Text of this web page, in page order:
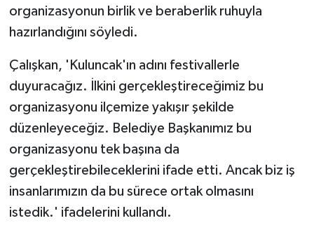
organizasyonun birlik ve beraberlik ruhuyla
hazırlandığını söyledi.
Çalışkan, 'Kuluncak'ın adını festivallerle
duyuracağız. İlkini gerçekleştireceğimiz bu
organizasyonu ilçemize yakışır şekilde
düzenleyeceğiz. Belediye Başkanımız bu
organizasyonu tek başına da
gerçekleştirebileceklerini ifade etti. Ancak biz iş
insanlarımızın da bu sürece ortak olmasını
istedik.' ifadelerini kullandı.